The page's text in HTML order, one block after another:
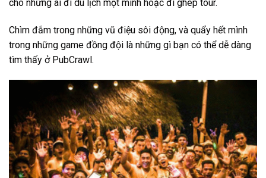
cho những ai đi du lịch một mình hoặc đi ghép tour.
Chìm đắm trong những vũ điệu sôi động, và quẩy hết mình
trong những game đồng đội là những gì bạn có thể dễ dàng
tìm thấy ở PubCrawl.